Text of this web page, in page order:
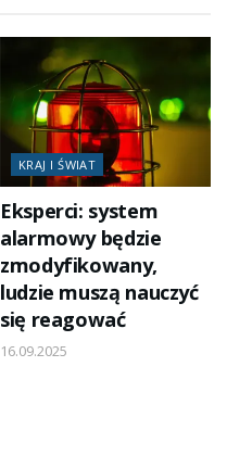
KRAJ I ŚWIAT
Eksperci: system
alarmowy będzie
zmodyfikowany,
ludzie muszą nauczyć
się reagować
16.09.2025